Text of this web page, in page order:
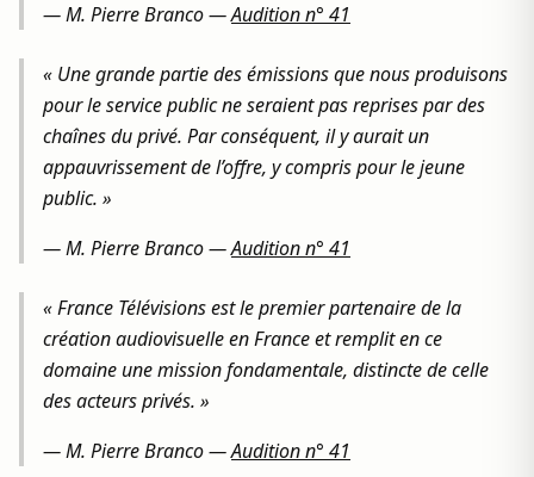
—M. Pierre Branco—Audition n° 41
« Une grande partie des émissions que nous produisons
pour le service public ne seraient pas reprises par des
chaînes du privé. Par conséquent, il y aurait un
appauvrissement de l’offre, y compris pour le jeune
public. »
—M. Pierre Branco—Audition n° 41
« France Télévisions est le premier partenaire de la
création audiovisuelle en France et remplit en ce
domaine une mission fondamentale, distincte de celle
des acteurs privés. »
—M. Pierre Branco—Audition n° 41